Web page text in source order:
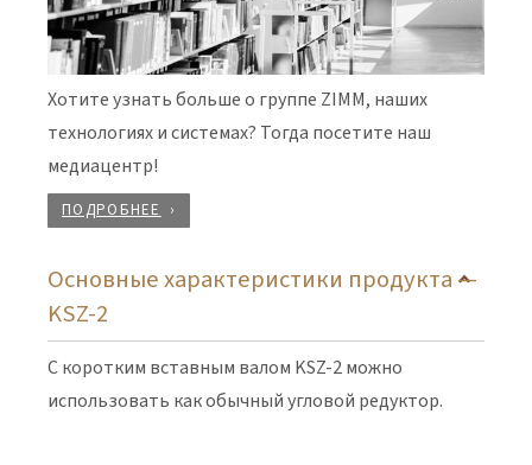
Хотите узнать больше о группе ZIMM, наших
технологиях и системах? Тогда посетите наш
медиацентр!
ПОДРОБНЕЕ
Основные характеристики продукта —
KSZ-2
С коротким вставным валом KSZ-2 можно
использовать как обычный угловой редуктор.